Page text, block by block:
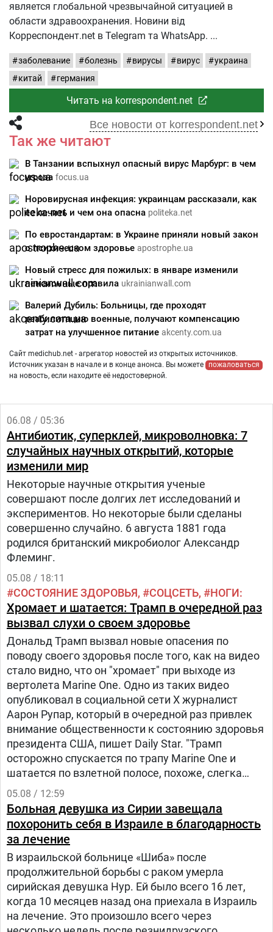
является глобальной чрезвычайной ситуацией в
области здравоохранения. Новини від
Корреспондент.net в Telegram та WhatsApp.
заболевание болезнь вирусы вирус
украина
китай
германия
Читать на korrespondent.net
Все новости от korrespondent.net
Так же читают
В Танзании вспыхнул опасный вирус Марбург: в чем
угроза focus.ua
Норовирусная инфекция: украинцам рассказали, как
ее лечить и чем она опасна politeka.net
По евростандартам: в Украине приняли новый закон
о психическом здоровье apostrophe.ua
Новый стресс для пожилых: в январе изменили
пенсионные правила ukrainianwall.com
Валерий Дубиль: Больницы, где проходят
реабилитацию военные, получают компенсацию
затрат на улучшенное питание akcenty.com.ua
Сайт medichub.net - агрегатор новостей из открытых источников.
Источник указан в начале и в конце анонса. Вы можете
пожаловаться
на новость, если находите её недостоверной.
06.08 / 05:36
Антибиотик, суперклей, микроволновка: 7
случайных научных открытий, которые
изменили мир
Некоторые научные открытия ученые
совершают после долгих лет исследований и
экспериментов. Но некоторые были сделаны
совершенно случайно. 6 августа 1881 года
родился британский микробиолог Александр
Флеминг.
05.08 / 18:11
СОСТОЯНИЕ ЗДОРОВЬЯ СОЦСЕТЬ НОГИ
Хромает и шатается: Трамп в очередной раз
вызвал слухи о своем здоровье
Дональд Трамп вызвал новые опасения по
поводу своего здоровья после того, как на видео
стало видно, что он "хромает" при выходе из
вертолета Marine One. Одно из таких видео
опубликовал в социальной сети Х журналист
Аарон Рупар, который в очередной раз привлек
внимание общественности к состоянию здоровья
президента США, пишет Daily Star. "Трамп
осторожно спускается по трапу Marine One и
шатается по взлетной полосе, похоже, слегка
прихрамывая", — написал журналист.
05.08 / 12:59
Больная девушка из Сирии завещала
похоронить себя в Израиле в благодарность
за лечение
В израильской больнице «Шиба» после
продолжительной борьбы с раком умерла
сирийская девушка Нур. Ей было всего 16 лет,
когда 10 месяцев назад она приехала в Израиль
на лечение. Это произошло всего через